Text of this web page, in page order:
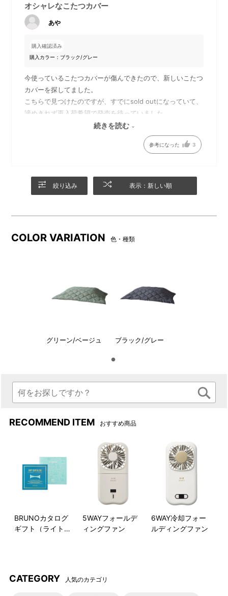
オシャレなこたつカバー
あや
購入確認済み
購入カラー：ブラック/グレー
今使っているこたつカバーが傷んできたので、新しいこたつ
カバーを探してました。
こちらで見つけたのですが、すでにsold outになっていて、
諦めきれず再入荷希望で発売を待っていました。
再入荷したときはとても嬉しかったです。
こたつカバーは水も弾く素材なので汚れにくいし、リバーシ
続きを読む
参考になった 3
絞り込み 表示：新しい順
COLOR VARIATION 色・種類
グリーン/ベージュ ブラック/グレー
RECOMMEND ITEM おすすめ商品
BRUNOカタログ
ギフト（ライトブ
5WAYフォールデ
ィングファン
6WAY冷却フォー
ルディングファン
CATEGORY 人気のカテゴリ